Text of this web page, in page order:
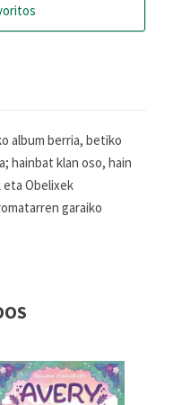
album berria, betiko
hainbat klan oso, hain
Obelixek
garaiko